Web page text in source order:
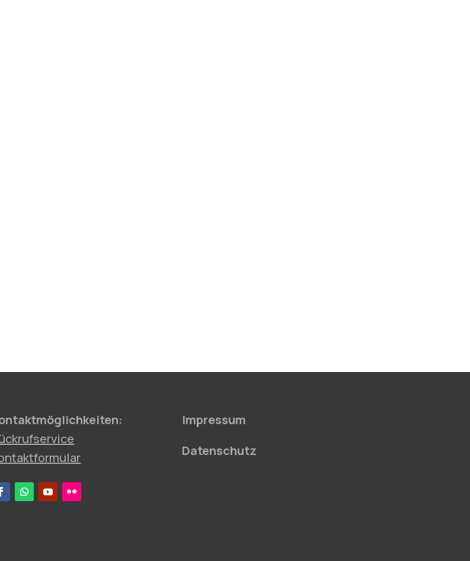
Impressum
Datenschutz